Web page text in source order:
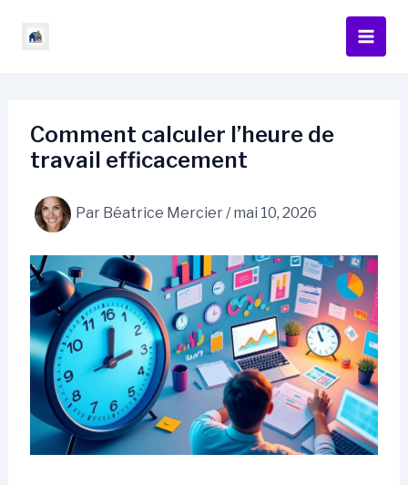
Comment calculer l’heure de
travail efficacement
Par Béatrice Mercier/mai 10, 2026